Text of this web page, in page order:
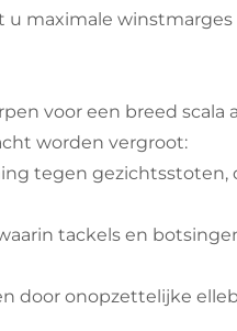
maximale
voor een breed scala
worden vergroot:
tegen
tackels en
door onopzettelijke